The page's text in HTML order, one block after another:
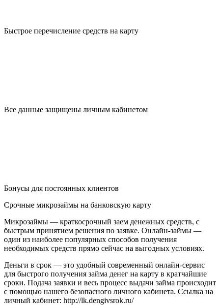
Быстрое перечисление средств на карту
Все данные защищены личным кабинетом
Бонусы для постоянных клиентов
Срочные микрозаймы на банковскую карту
Микрозаймы — краткосрочный заем денежных средств, с
быстрым принятием решения по заявке. Онлайн-займы —
один из наиболее популярных способов получения
необходимых средств прямо сейчас на выгодных условиях.
Деньги в срок — это удобный современный онлайн-сервис
для быстрого получения займа денег на карту в кратчайшие
сроки. Подача заявки и весь процесс выдачи займа происходит
с помощью нашего безопасного личного кабинета. Ссылка на
личный кабинет: http://lk.dengivsrok.ru/